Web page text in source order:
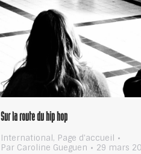
Sur la route du hip hop
International, Page d'accueil
Par Caroline Gueguen 29 mars